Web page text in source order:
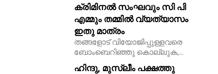
ക്രിമിനൽ സംഘവും സി പി
എമ്മും തമ്മിൽ വ്യത്യാസം
ഇതു മാത്രം
തങ്ങളോട് വിയോജിപ്പുള്ളവരെ
ബോംബെറിഞ്ഞു കൊല്ലുക,...
ഹിന്ദു, മുസ്ലീം പക്ഷത്തു